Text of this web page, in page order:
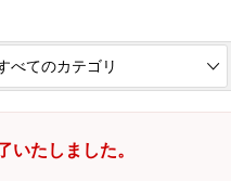
たしました。